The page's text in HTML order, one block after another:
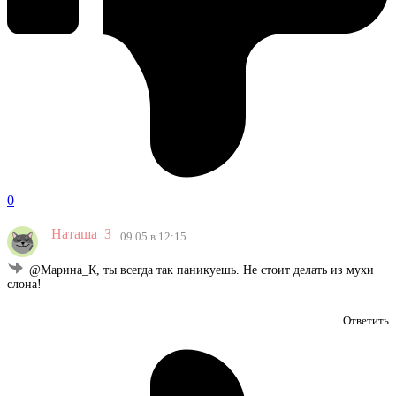
0
Наташа_З 09.05 в 12:15
@Марина_К, ты всегда так паникуешь. Не стоит делать из мухи
слона!
Ответить